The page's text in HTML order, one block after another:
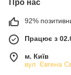
Про нас
92%
Працює з
м. Київ
вул. Євгена